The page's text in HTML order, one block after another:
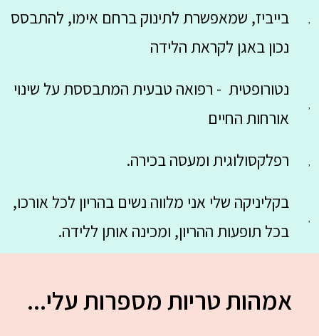
בייביז, שמאפשרת לתינוק ברחם אימו, להתבסס
נכון באגן לקראת הלידה
נטורופטית - רפואה טבעית המתבססת על שינוי
אורחות החיים
רפלקסולוגית ומעסה בכירה.
בקליניקה שלי אני מלווה נשים בהריון לכל אורכו,
בכל תופעות ההריון, ומכינה אותן ללידה.
אמהות טריות מספרות עלי...